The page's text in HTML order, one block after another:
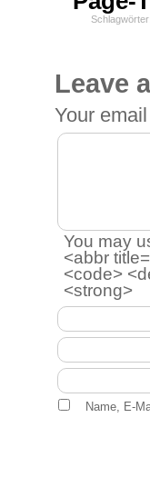
Schlagwörter:
Leave
Your
You may
<abbr
<code>
<strong>
Name, E-